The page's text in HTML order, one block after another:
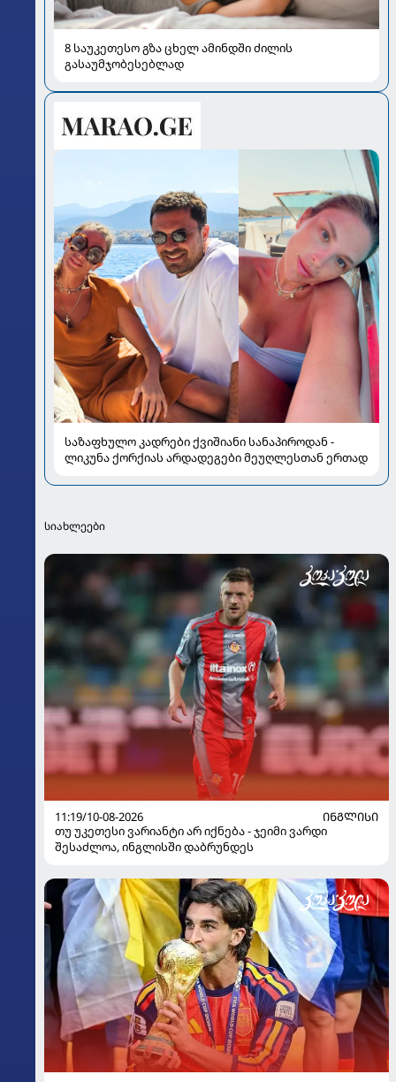
8 საუკეთესო გზა ცხელ ამინდში ძილის
გასაუმჯობესებლად
საზაფხულო კადრები ქვიშიანი სანაპიროდან -
ლიკუნა ქორქიას არდადეგები მეუღლესთან ერთად
სიახლეები
11:19/10-08-2026
ᲘᲜᲒᲚᲘᲡᲘ
თუ უკეთესი ვარიანტი არ იქნება - ჯეიმი ვარდი
შესაძლოა, ინგლისში დაბრუნდეს